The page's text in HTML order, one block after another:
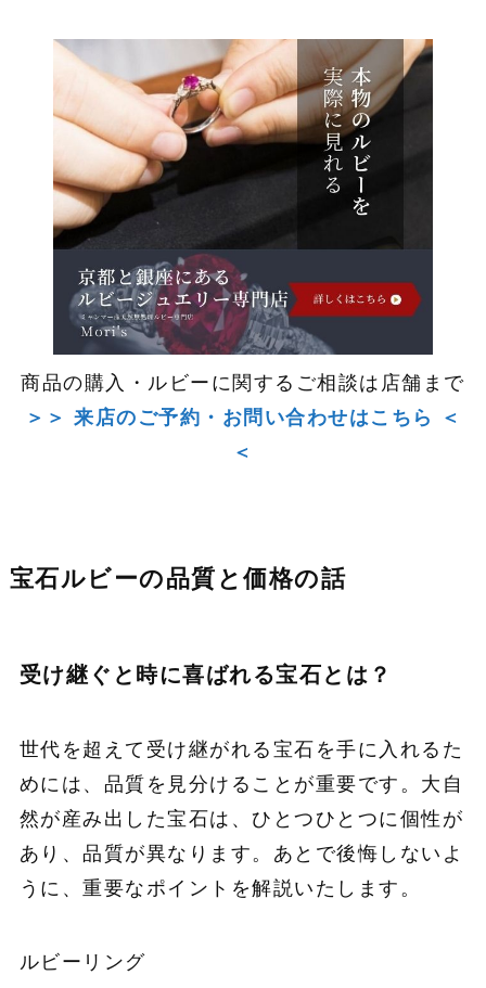
商品の購入・ルビーに関するご相談は店舗まで
＞＞ 来店のご予約・お問い合わせはこちら ＜
＜
宝石ルビーの品質と価格の話
受け継ぐと時に喜ばれる宝石とは？
世代を超えて受け継がれる宝石を手に入れるた
めには、品質を見分けることが重要です。大自
然が産み出した宝石は、ひとつひとつに個性が
あり、品質が異なります。あとで後悔しないよ
うに、重要なポイントを解説いたします。
ルビーリング